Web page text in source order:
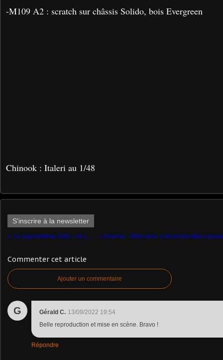
-M109 A2 : scratch sur châssis Solido, bois Evergreen
Chinook : Italeri au 1/48
S'inscrire à la newsletter
11 septembre 2001 : ne jamais oublier !
Commenter cet article
Ajouter un commentaire
G Gérald C. 13/09/2022 19:54
Belle reproduction et mise en scène. Bravo !
Répondre